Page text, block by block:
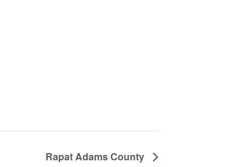
Rapat Adams County